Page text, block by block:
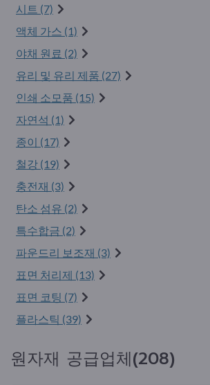
시트 (7)
액체 가스 (1)
야채 원료 (2)
유리 및 유리 제품 (27)
인쇄 소모품 (15)
자연석 (1)
종이 (17)
철강 (19)
충전재 (3)
탄소 섬유 (2)
특수합금 (2)
파운드리 보조재 (3)
표면 처리제 (13)
표면 코팅 (7)
플라스틱 (39)
원자재 공급업체(208)